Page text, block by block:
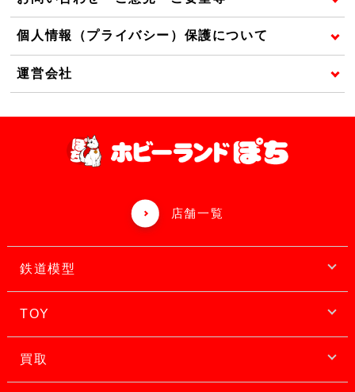
個人情報（プライバシー）保護について
運営会社
店舗一覧
鉄道模型
TOY
買取